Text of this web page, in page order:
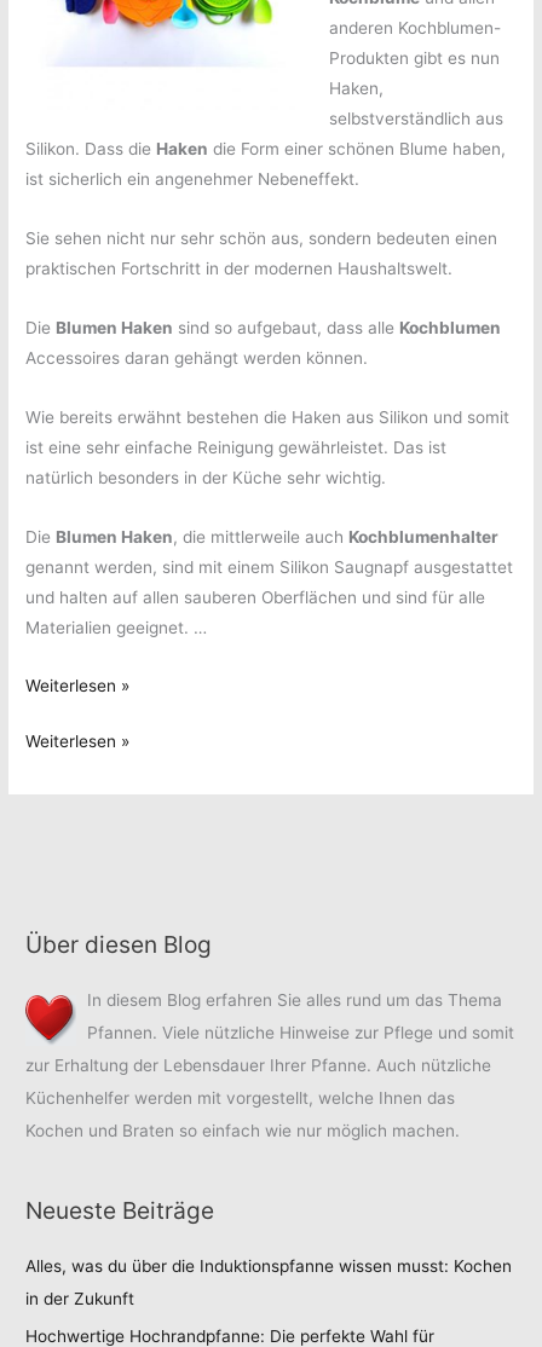
anderen Kochblumen-
Produkten gibt es nun
Haken,
selbstverständlich aus
Silikon. Dass die Haken die Form einer schönen Blume haben,
ist sicherlich ein angenehmer Nebeneffekt.
Sie sehen nicht nur sehr schön aus, sondern bedeuten einen
praktischen Fortschritt in der modernen Haushaltswelt.
Die Blumen Haken sind so aufgebaut, dass alle Kochblumen
Accessoires daran gehängt werden können.
Wie bereits erwähnt bestehen die Haken aus Silikon und somit
ist eine sehr einfache Reinigung gewährleistet. Das ist
natürlich besonders in der Küche sehr wichtig.
Die Blumen Haken, die mittlerweile auch Kochblumenhalter
genannt werden, sind mit einem Silikon Saugnapf ausgestattet
und halten auf allen sauberen Oberflächen und sind für alle
Materialien geeignet. …
Da
sie
Weiterlesen »
Da
Weiterlesen »
Über diesen Blog
In diesem Blog erfahren Sie alles rund um das Thema
Pfannen. Viele nützliche Hinweise zur Pflege und somit
zur Erhaltung der Lebensdauer Ihrer Pfanne. Auch nützliche
Küchenhelfer werden mit vorgestellt, welche Ihnen das
Kochen und Braten so einfach wie nur möglich machen.
Neueste Beiträge
Alles, was du über die Induktionspfanne wissen musst: Kochen
in der Zukunft
Hochwertige Hochrandpfanne: Die perfekte Wahl für